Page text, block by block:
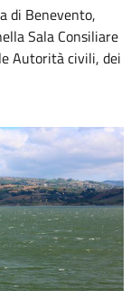
di Benevento,
Sala Consiliare
Autorità civili, dei